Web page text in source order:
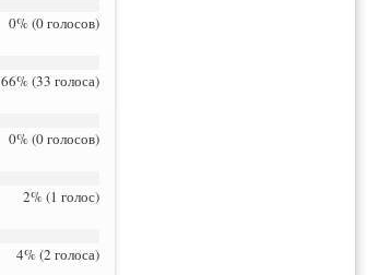
0% (0 голосов)
66% (33 голоса)
0% (0 голосов)
2% (1 голос)
4% (2 голоса)